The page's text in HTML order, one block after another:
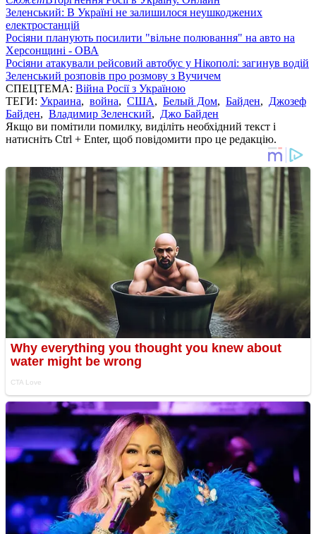
Зеленський: В Україні не залишилося неушкоджених
електростанцій
Росіяни планують посилити "вільне полювання" на авто на
Херсонщині - ОВА
Росіяни атакували рейсовий автобус у Нікополі: загинув водій
Зеленський розповів про розмову з Вучичем
СПЕЦТЕМА: Війна Росії з Україною
ТЕГИ: Украина, война, США, Белый Дом, Байден, Джозеф
Байден, Владимир Зеленский, Джо Байден
Якщо ви помітили помилку, виділіть необхідний текст і
натисніть Ctrl + Enter, щоб повідомити про це редакцію.